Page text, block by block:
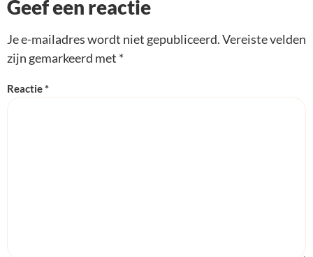
Geef een reactie
Je e-mailadres wordt niet gepubliceerd.Vereiste velden
zijn gemarkeerd met *
Reactie*